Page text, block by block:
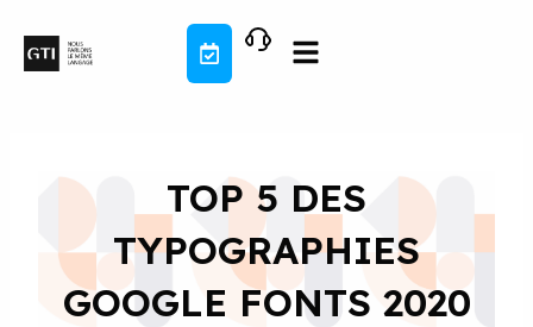
contenu
TOP 5 DES
TYPOGRAPHIES
GOOGLE FONTS 2020